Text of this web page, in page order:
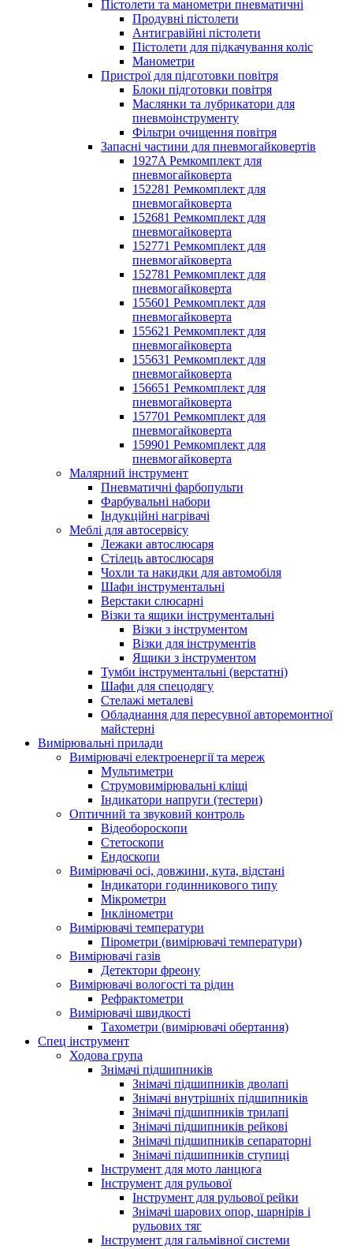
Пістолети та манометри пневматичні
Продувні пістолети
Антигравійні пістолети
Пістолети для підкачування коліс
Манометри
Пристрої для підготовки повітря
Блоки підготовки повітря
Маслянки та лубрикатори для
пневмоінструменту
Фільтри очищення повітря
Запасні частини для пневмогайковертів
1927A Ремкомплект для
пневмогайковерта
152281 Ремкомплект для
пневмогайковерта
152681 Ремкомплект для
пневмогайковерта
152771 Ремкомплект для
пневмогайковерта
152781 Ремкомплект для
пневмогайковерта
155601 Ремкомплект для
пневмогайковерта
155621 Ремкомплект для
пневмогайковерта
155631 Ремкомплект для
пневмогайковерта
156651 Ремкомплект для
пневмогайковерта
157701 Ремкомплект для
пневмогайковерта
159901 Ремкомплект для
пневмогайковерта
Малярний інструмент
Пневматичні фарбопульти
Фарбувальні набори
Індукційні нагрівачі
Меблі для автосервісу
Лежаки автослюсаря
Стілець автослюсаря
Чохли та накидки для автомобіля
Шафи інструментальні
Верстаки слюсарні
Візки та ящики інструментальні
Візки з інструментом
Візки для інструментів
Ящики з інструментом
Тумби інструментальні (верстатні)
Шафи для спецодягу
Стелажі металеві
Обладнання для пересувної авторемонтної
майстерні
Вимірювальні прилади
Вимірювачі електроенергії та мереж
Мультиметри
Струмовимірювальні кліщі
Індикатори напруги (тестери)
Оптичний та звуковий контроль
Відеобороскопи
Стетоскопи
Ендоскопи
Вимірювачі осі, довжини, кута, відстані
Індикатори годинникового типу
Мікрометри
Інклінометри
Вимірювачі температури
Пірометри (вимірювачі температури)
Вимірювачі газів
Детектори фреону
Вимірювачі вологості та рідин
Рефрактометри
Вимірювачі швидкості
Тахометри (вимірювачі обертання)
Спец інструмент
Ходова група
Знімачі підшипників
Знімачі підшипників дволапі
Знімачі внутрішніх підшипників
Знімачі підшипників трилапі
Знімачі підшипників рейкові
Знімачі підшипників сепараторні
Знімачі підшипників ступиці
Інструмент для мото ланцюга
Інструмент для рульової
Інструмент для рульової рейки
Знімачі шарових опор, шарнірів і
рульових тяг
Інструмент для гальмівної системи